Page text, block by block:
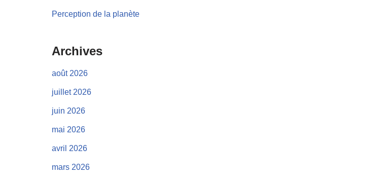
Perception de la planète
Archives
août 2026
juillet 2026
juin 2026
mai 2026
avril 2026
mars 2026